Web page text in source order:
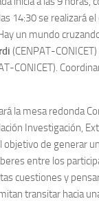
14:30 se realizará
un mundo
(CENPAT-CONICET)
CONICET).
la mesa redonda
Investigación,
objetivo de generar
entre los
cuestiones y
transitar hacia